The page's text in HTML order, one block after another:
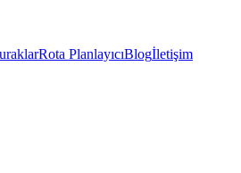
Rota PlanlayıcıBlogİletişim